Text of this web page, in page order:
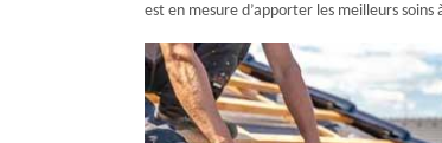
est en mesure d’apporter les meilleurs